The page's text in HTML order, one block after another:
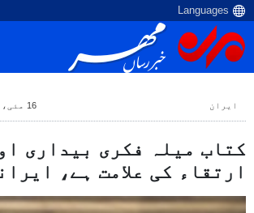
ایران 16 مئی، 2026، 10:47 PM
کتاب میلہ فکری بیداری
ارتقاء کی علامت ہے،